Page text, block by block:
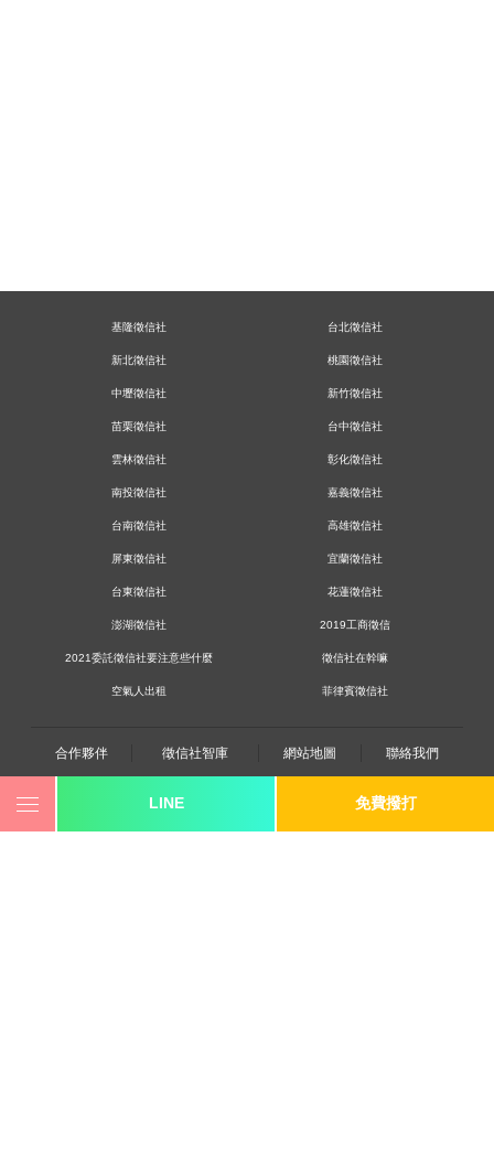
LINE 免費撥打
基隆徵信社 台北徵信社
新北徵信社 桃園徵信社
中壢徵信社 新竹徵信社
苗栗徵信社 台中徵信社
雲林徵信社 彰化徵信社
南投徵信社 嘉義徵信社
台南徵信社 高雄徵信社
屏東徵信社 宜蘭徵信社
台東徵信社 花蓮徵信社
澎湖徵信社 2019工商徵信
2021委託徵信社要注意些什麼 徵信社在幹嘛
空氣人出租 菲律賓徵信社
合作夥伴 徵信社智庫 網站地圖 聯絡我們
0800-250-555 revote990109@gmail.com
youtube twitter facebook line